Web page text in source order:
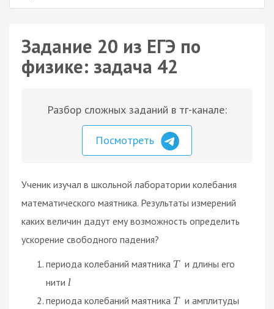
Задание 20 из ЕГЭ по
физике: задача 42
Разбор сложных заданий в тг-канале:
Посмотреть
Ученик изучал в школьной лаборатории колебания
математического маятника. Результаты измерений
каких величин дадут ему возможность определить
ускорение свободного падения?
периода колебаний маятника T и длины его
нити l
периода колебаний маятника T и амплитуды